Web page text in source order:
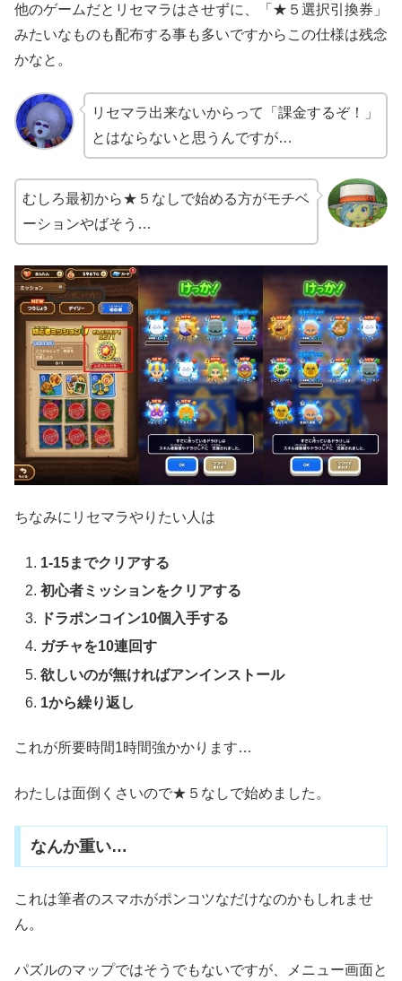
他のゲームだとリセマラはさせずに、「★５選択引換券」
みたいなものも配布する事も多いですからこの仕様は残念
かなと。
リセマラ出来ないからって「課金するぞ！」
とはならないと思うんですが…
むしろ最初から★５なしで始める方がモチベ
ーションやばそう…
ちなみにリセマラやりたい人は
1-15までクリアする
初心者ミッションをクリアする
ドラポンコイン10個入手する
ガチャを10連回す
欲しいのが無ければアンインストール
1から繰り返し
これが所要時間1時間強かかります…
わたしは面倒くさいので★５なしで始めました。
なんか重い…
これは筆者のスマホがポンコツなだけなのかもしれませ
ん。
パズルのマップではそうでもないですが、メニュー画面と